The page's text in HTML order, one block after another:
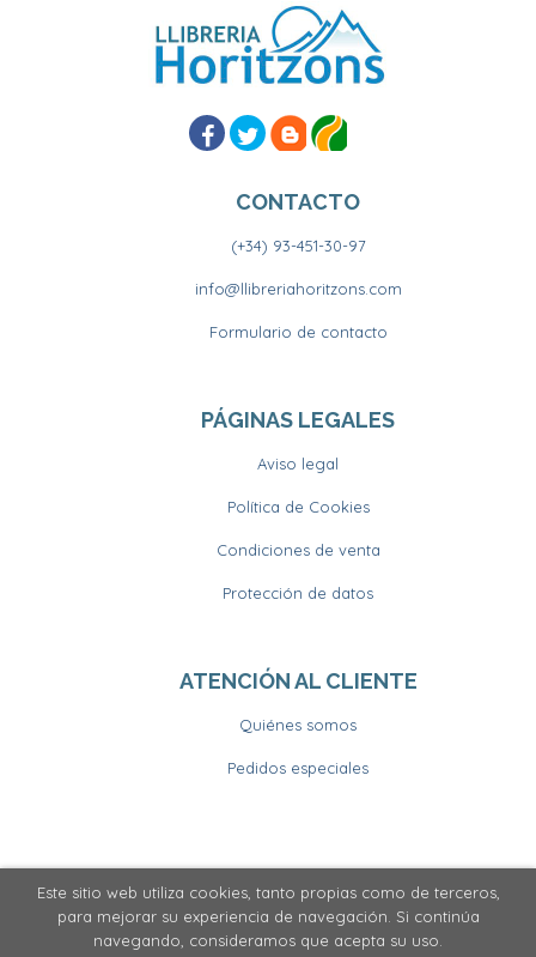
CONTACTO
(+34) 93-451-30-97
info@llibreriahoritzons.com
Formulario de contacto
PÁGINAS LEGALES
Aviso legal
Política de Cookies
Condiciones de venta
Protección de datos
ATENCIÓN AL CLIENTE
Quiénes somos
Pedidos especiales
2026 © Llibrería Horitzons . Todos los Derechos
Reservados
Este sitio web utiliza cookies, tanto propias como de terceros,
para mejorar su experiencia de navegación. Si continúa
navegando, consideramos que acepta su uso.